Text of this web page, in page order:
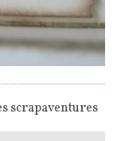
scrapaventures